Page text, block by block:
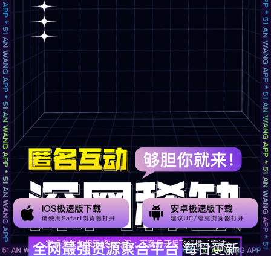
安卓安装包报毒解决方案：下载后开启飞行模式安装